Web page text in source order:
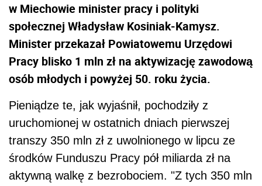
w Miechowie minister pracy i polityki
społecznej Władysław Kosiniak-Kamysz.
Minister przekazał Powiatowemu Urzędowi
Pracy blisko 1 mln zł na aktywizację zawodową
osób młodych i powyżej 50. roku życia.
Pieniądze te, jak wyjaśnił, pochodziły z
uruchomionej w ostatnich dniach pierwszej
transzy 350 mln zł z uwolnionego w lipcu ze
środków Funduszu Pracy pół miliarda zł na
aktywną walkę z bezrobociem. "Z tych 350 mln